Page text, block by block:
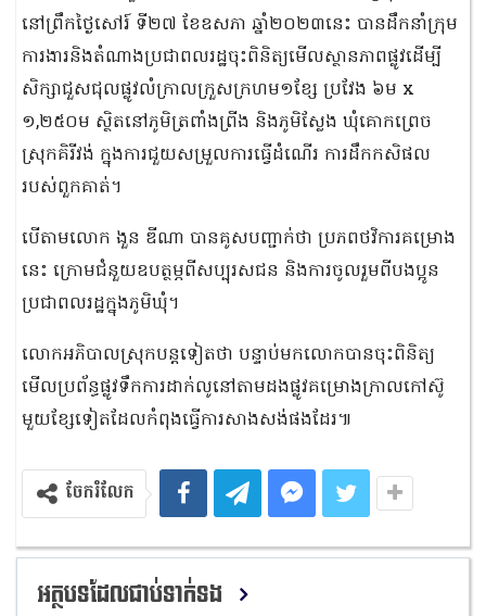
នៅព្រឹកថ្ងៃសៅរ៍ ទី២៧ ខែឧសភា ឆ្នាំ២០២៣នេះ បានដឹកនាំក្រុម
ការងារនិងតំណាងប្រជាពលរដ្ឋចុះពិនិត្យមើលស្ថានភាពផ្លូវដើម្បី
សិក្សាជួសជុលផ្លូវលំក្រាលក្រួសក្រហម១ខ្សែ ប្រវែង ៦ម x
១,២៥០ម ស្ថិតនៅភូមិត្រពាំងព្រីង និងភូមិស្លែង ឃុំគោកព្រេច
ស្រុកគិរីវង់ ក្នុងការជួយសម្រួលការធ្វើដំណើរ ការដឹកកសិផល
របស់ពួកគាត់។
បើតាមលោក ងួន ឌីណា បានគូសបញ្ជាក់ថា ប្រភពថវិការគម្រោង
នេះ ក្រោមជំនួយឧបត្ថម្ភពីសប្បុរសជន និងការចូលរួមពីបងប្អូន
ប្រជាពលរដ្ឋក្នុងភូមិឃុំ។
លោកអភិបាលស្រុកបន្តទៀតថា បន្ទាប់មកលោកបានចុះពិនិត្យ
មើលប្រព័ន្ធផ្លូវទឹកការដាក់លូនៅតាមដងផ្លូវគម្រោងក្រាលកៅស៊ូ
មួយខ្សែទៀតដែលកំពុងធ្វើការសាងសង់ផងដែរ៕
ចែករំលែក
អត្ថបទដែលជាប់ទាក់ទង